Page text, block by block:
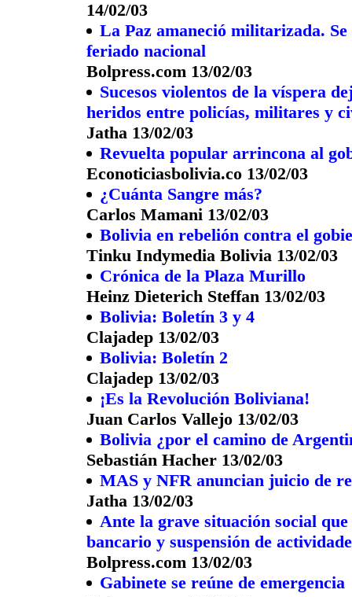
14/02/03
La Paz amaneció militarizada.
feriado nacional
Bolpress.com 13/02/03
Sucesos violentos de la víspera
heridos entre policías, militares y
Jatha 13/02/03
Revuelta popular arrincona al
Econoticiasbolivia.co 13/02/03
¿Cuánta Sangre más?
Carlos Mamani 13/02/03
Bolivia en rebelión contra el
Tinku Indymedia Bolivia 13/02/03
Crónica de la Plaza Murillo
Heinz Dieterich Steffan 13/02/03
Bolivia: Boletín 3 y 4
Clajadep 13/02/03
Bolivia: Boletín 2
Clajadep 13/02/03
¡Es la Revolución Boliviana!
Juan Carlos Vallejo 13/02/03
Bolivia ¿por el camino de
Sebastián Hacher 13/02/03
MAS y NFR anuncian juicio de
Jatha 13/02/03
Ante la grave situación social
bancario y suspensión de
Bolpress.com 13/02/03
Gabinete se reúne de emergencia